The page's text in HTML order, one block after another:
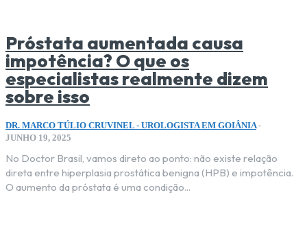
Próstata aumentada causa
impotência? O que os
especialistas realmente dizem
sobre isso
DR. MARCO TÚLIO CRUVINEL - UROLOGISTA EM GOIÂNIA -
JUNHO 19, 2025
No Doctor Brasil, vamos direto ao ponto: não existe relação
direta entre hiperplasia prostática benigna (HPB) e impotência.
O aumento da próstata é uma condição...